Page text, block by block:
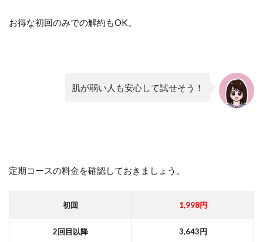
お得な初回のみでの解約もOK。
肌が弱い人も安心して試せそう！
定期コースの料金を確認しておきましょう。
初回 1,998円
2回目以降 3,643円